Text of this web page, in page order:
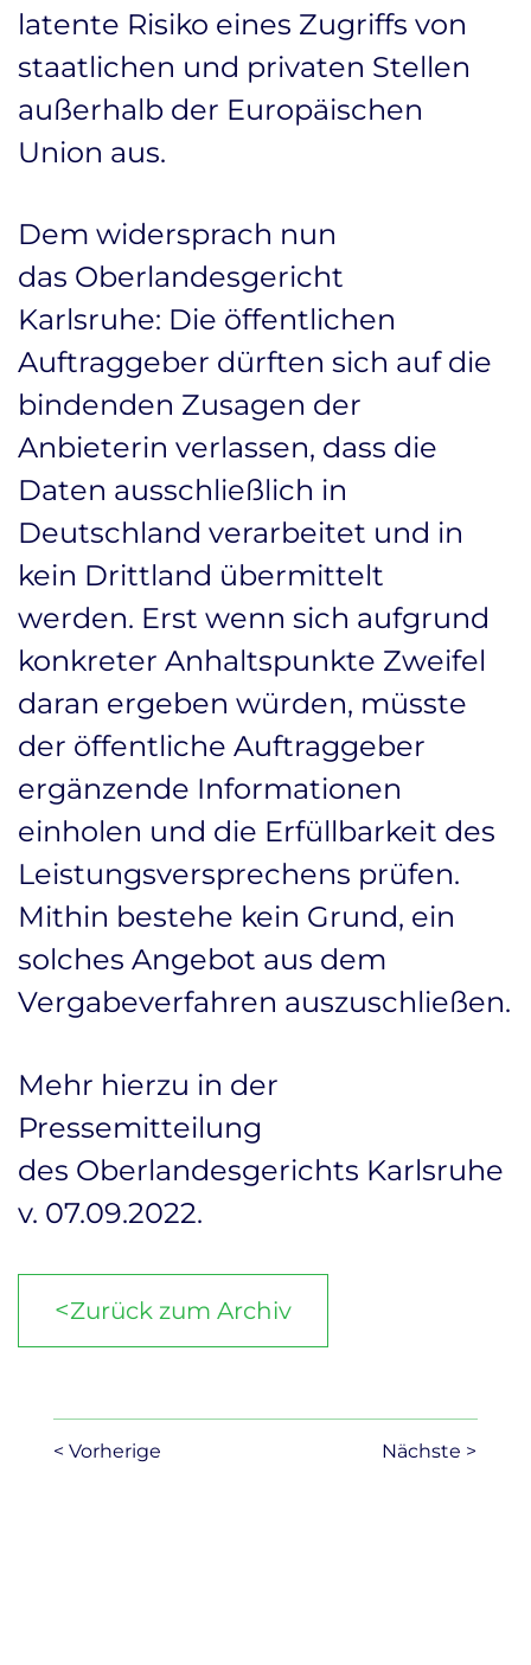
latente Risiko eines Zugriffs von
staatlichen und privaten Stellen
außerhalb der Europäischen
Union aus.
Dem widersprach nun
das Oberlandesgericht
Karlsruhe: Die öffentlichen
Auftraggeber dürften sich auf die
bindenden Zusagen der
Anbieterin verlassen, dass die
Daten ausschließlich in
Deutschland verarbeitet und in
kein Drittland übermittelt
werden. Erst wenn sich aufgrund
konkreter Anhaltspunkte Zweifel
daran ergeben würden, müsste
der öffentliche Auftraggeber
ergänzende Informationen
einholen und die Erfüllbarkeit des
Leistungsversprechens prüfen.
Mithin bestehe kein Grund, ein
solches Angebot aus dem
Vergabeverfahren auszuschließen.
Mehr hierzu in der
Pressemitteilung
des Oberlandesgerichts Karlsruhe
v. 07.09.2022.
<Zurück zum Archiv
< Vorherige Nächste >